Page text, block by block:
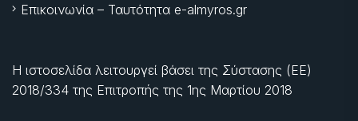
Επικοινωνία – Ταυτότητα e-almyros.gr
Η ιστοσελίδα λειτουργεί βάσει της Σύστασης (ΕΕ)
2018/334 της Επιτροπής της 1ης Μαρτίου 2018